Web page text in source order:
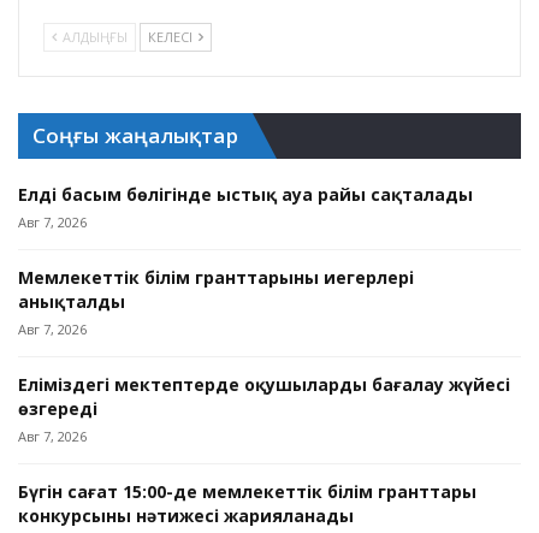
АЛДЫҢҒЫ КЕЛЕСІ
Соңғы жаңалықтар
Елдің басым бөлігінде ыстық ауа райы сақталады
Авг 7, 2026
Мемлекеттік білім гранттарының иегерлері
анықталды
Авг 7, 2026
Еліміздегі мектептерде оқушыларды бағалау жүйесі
өзгереді
Авг 7, 2026
Бүгін сағат 15:00-де мемлекеттік білім гранттары
конкурсының нәтижесі жарияланады